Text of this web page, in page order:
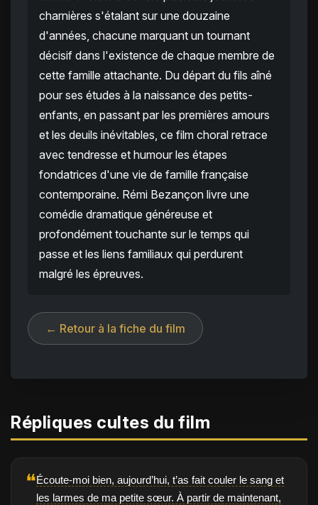
charnières s'étalant sur une douzaine
d'années, chacune marquant un tournant
décisif dans l'existence de chaque membre de
cette famille attachante. Du départ du fils aîné
pour ses études à la naissance des petits-
enfants, en passant par les premières amours
et les deuils inévitables, ce film choral retrace
avec tendresse et humour les étapes
fondatrices d'une vie de famille française
contemporaine. Rémi Bezançon livre une
comédie dramatique généreuse et
profondément touchante sur le temps qui
passe et les liens familiaux qui perdurent
malgré les épreuves.
← Retour à la fiche du film
Répliques cultes du film
❝Écoute-moi bien, aujourd’hui, t’as fait couler le sang et
les larmes de ma petite sœur. À partir de maintenant,